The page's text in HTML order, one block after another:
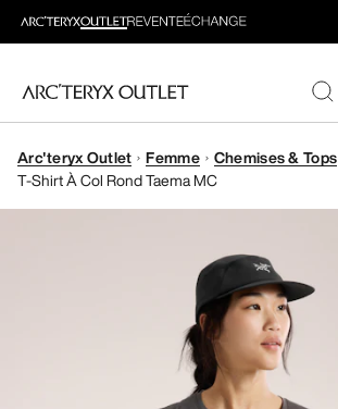
FEMME
Arc'teryx Outlet Femme
Chemises & Tops
T-Shirt À Col Rond Taema MC